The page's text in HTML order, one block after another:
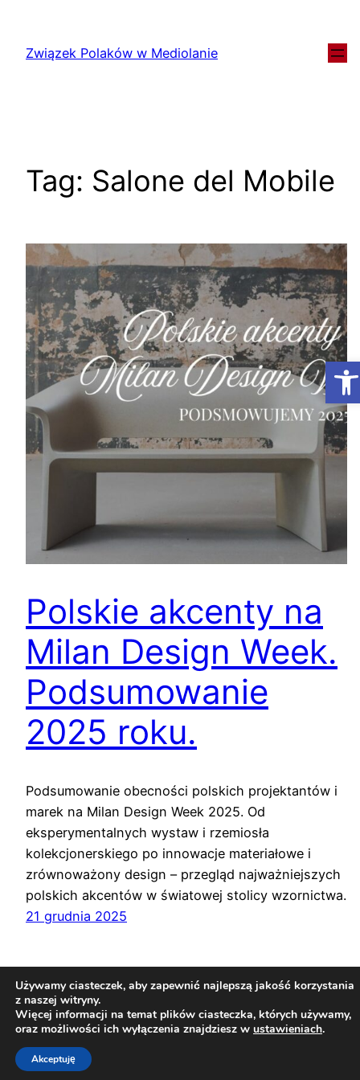
Związek Polaków w Mediolanie
Tag: Salone del Mobile
Polskie akcenty na
Milan Design Week.
Podsumowanie
2025 roku.
Podsumowanie obecności polskich projektantów i
marek na Milan Design Week 2025. Od
eksperymentalnych wystaw i rzemiosła
kolekcjonerskiego po innowacje materiałowe i
zrównoważony design – przegląd najważniejszych
polskich akcentów w światowej stolicy wzornictwa.
21 grudnia 2025
Związek Polaków w Mediolanie
Używamy ciasteczek, aby zapewnić najlepszą jakość korzystania
z naszej witryny.
Więcej informacji na temat plików ciasteczka, których używamy,
oraz możliwości ich wyłączenia znajdziesz w ustawieniach.
Akceptuję